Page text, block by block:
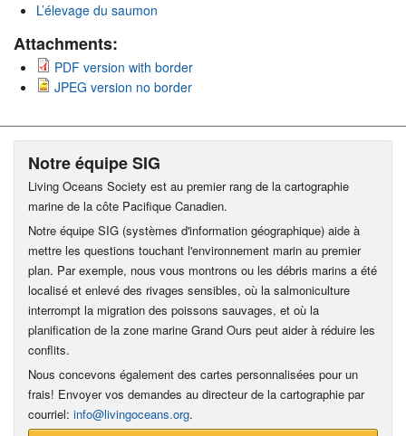
L’élevage du saumon
Attachments:
PDF version with border
JPEG version no border
Notre équipe SIG
Living Oceans Society est au premier rang de la cartographie
marine de la côte Pacifique Canadien.
Notre équipe SIG (systèmes d'information géographique) aide à
mettre les questions touchant l'environnement marin au premier
plan. Par exemple, nous vous montrons ou les débris marins a été
localisé et enlevé des rivages sensibles, où la salmoniculture
interrompt la migration des poissons sauvages, et où la
planification de la zone marine Grand Ours peut aider à réduire les
conflits.
Nous concevons également des cartes personnalisées pour un
frais! Envoyer vos demandes au directeur de la cartographie par
courriel: info@livingoceans.org.